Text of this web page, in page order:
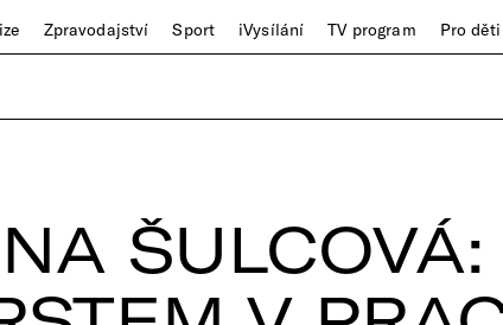
Zpravodajství Sport iVysílání TV program Pro děti